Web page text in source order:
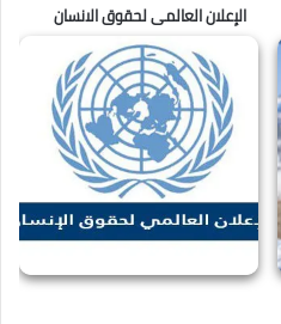
الإعلان العالمى لحقوق الانسان